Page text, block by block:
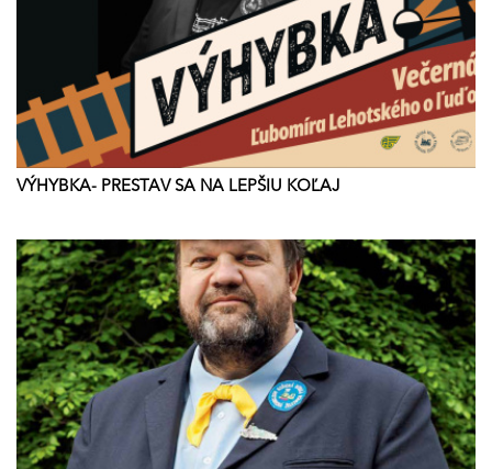
VÝHYBKA- PRESTAV SA NA LEPŠIU KOĽAJ